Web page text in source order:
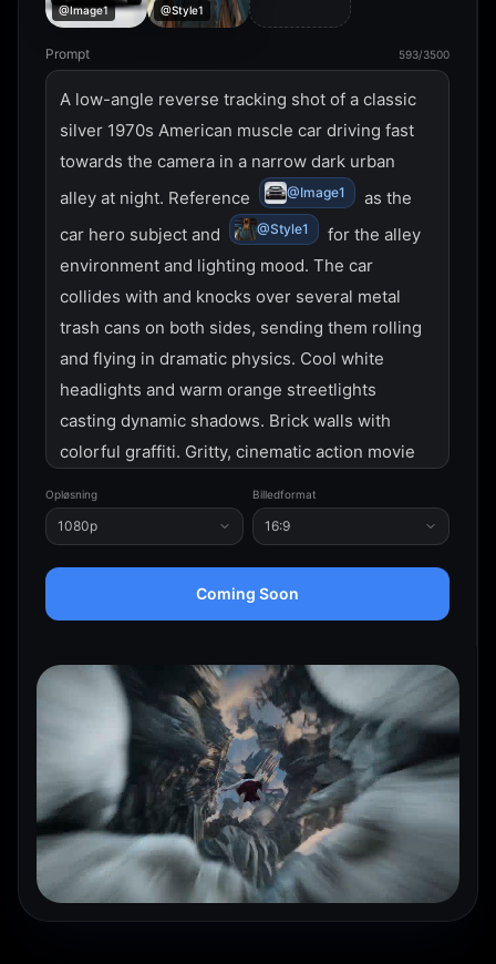
@Image1 @Style1
Prompt 593/3500
A low-angle reverse tracking shot of a classic
silver 1970s American muscle car driving fast
towards the camera in a narrow dark urban
alley at night. Reference
@Image1
as the
car hero subject and
@Style1
for the alley
environment and lighting mood. The car
collides with and knocks over several metal
trash cans on both sides, sending them rolling
and flying in dramatic physics. Cool white
headlights and warm orange streetlights
casting dynamic shadows. Brick walls with
colorful graffiti. Gritty, cinematic action movie
slow-motion impact.
Opløsning
1080p
Billedformat
16:9
Coming Soon